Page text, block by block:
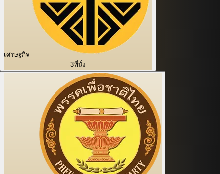
เศรษฐกิจ
3ที่นั่ง